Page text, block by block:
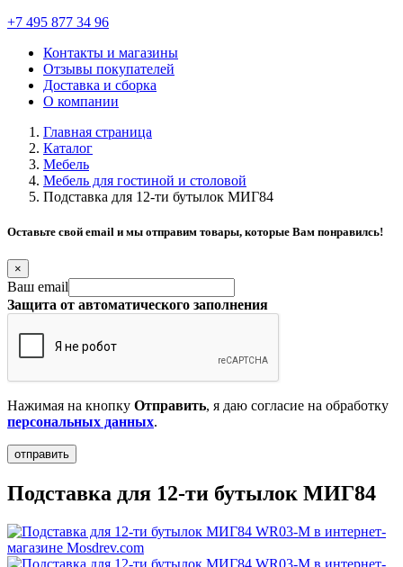
+7 495 877 34 96
Контакты и магазины
Отзывы покупателей
Доставка и сборка
О компании
Главная страница
Каталог
Мебель
Мебель для гостиной и столовой
Подставка для 12-ти бутылок МИГ84
Оставьте свой email и мы отправим товары, которые Вам понравилсь!
×
Ваш email
Защита от автоматического заполнения
Нажимая на кнопку Отправить, я даю согласие на обработку
персональных данных.
Подставка для 12-ти бутылок МИГ84